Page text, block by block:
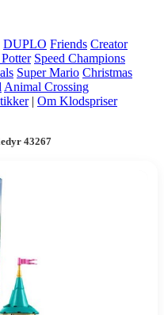
DUPLO Friends Creator
Speed Champions
Super Mario Christmas
Animal Crossing
| Om Klodspriser
43267